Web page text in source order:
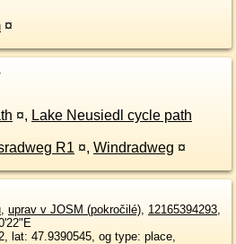
¤
¤, Lake Neusiedl cycle path
R1 ¤, Windradweg ¤
, uprav v JOSM (pokročilé), 12165394293,
lat: 47.9390545, og type: place,